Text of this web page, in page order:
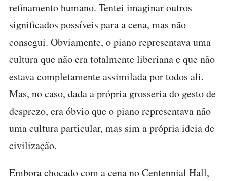
refinamento humano. Tentei imaginar outros
significados possíveis para a cena, mas não
consegui. Obviamente, o piano representava uma
cultura que não era totalmente liberiana e que não
estava completamente assimilada por todos ali.
Mas, no caso, dada a própria grosseria do gesto de
desprezo, era óbvio que o piano representava não
uma cultura particular, mas sim a própria ideia de
civilização.
Embora chocado com a cena no Centennial Hall,